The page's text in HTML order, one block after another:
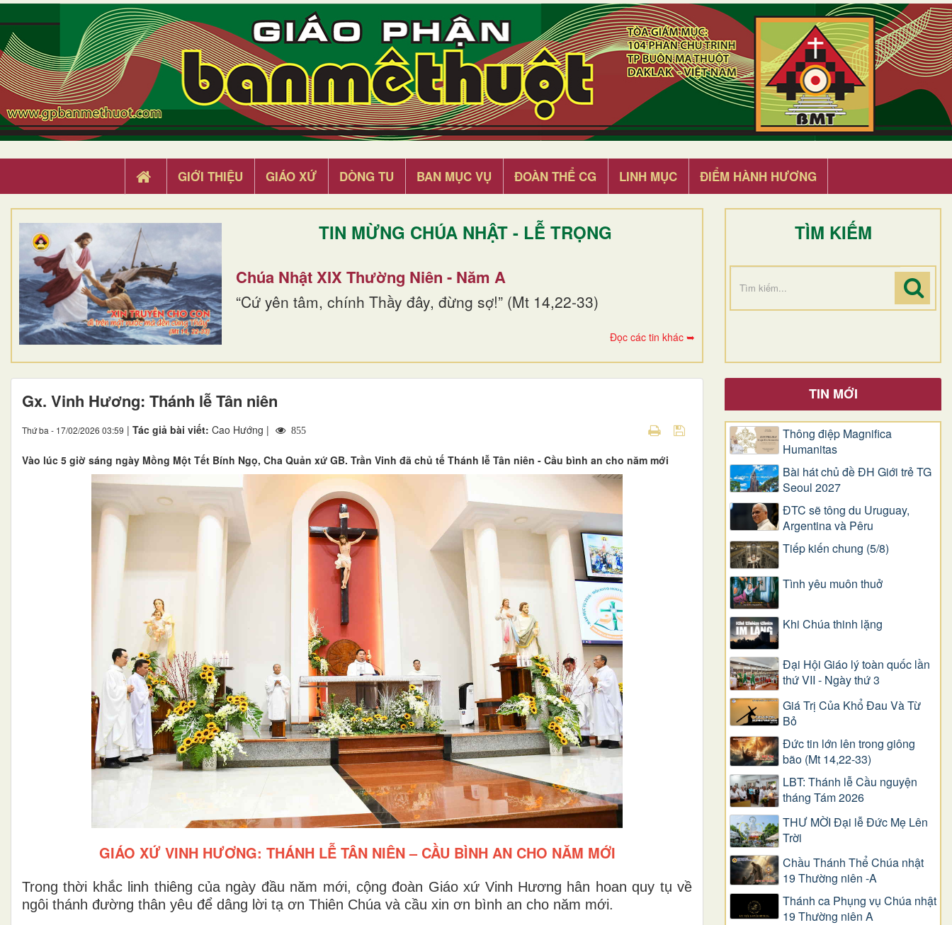
GIỚI THIỆU GIÁO XỨ DÒNG TU BAN MỤC VỤ ĐOÀN THỂ CG LINH MỤC ĐIỂM HÀNH HƯƠNG
TIN MỪNG CHÚA NHẬT - LỄ TRỌNG
Chúa Nhật XIX Thường Niên - Năm A
“Cứ yên tâm, chính Thầy đây, đừng sợ!” (Mt 14,22-33)
Đọc các tin khác ➥
TÌM KIẾM
Gx. Vinh Hương: Thánh lễ Tân niên
Thứ ba - 17/02/2026 03:59 | Tác giả bài viết: Cao Hướng | 855
Vào lúc 5 giờ sáng ngày Mồng Một Tết Bính Ngọ, Cha Quản xứ GB. Trần Vinh đã chủ tế Thánh lễ Tân niên - Cầu bình an cho năm mới
GIÁO XỨ VINH HƯƠNG: THÁNH LỄ TÂN NIÊN – CẦU BÌNH AN CHO NĂM MỚI
Trong thời khắc linh thiêng của ngày đầu năm mới, cộng đoàn Giáo xứ Vinh Hương hân hoan quy tụ về
ngôi thánh đường thân yêu để dâng lời tạ ơn Thiên Chúa và cầu xin ơn bình an cho năm mới.
TIN MỚI
Thông điệp Magnifica
Humanitas
Bài hát chủ đề ĐH Giới trẻ TG
Seoul 2027
ĐTC sẽ tông du Uruguay,
Argentina và Pêru
Tiếp kiến chung (5/8)
Tình yêu muôn thuở
Khi Chúa thinh lặng
Đại Hội Giáo lý toàn quốc lần
thứ VII - Ngày thứ 3
Giá Trị Của Khổ Ðau Và Từ
Bỏ
Đức tin lớn lên trong giông
bão (Mt 14,22-33)
LBT: Thánh lễ Cầu nguyện
tháng Tám 2026
THƯ MỜI Đại lễ Đức Mẹ Lên
Trời
Chầu Thánh Thể Chúa nhật
19 Thường niên -A
Thánh ca Phụng vụ Chúa nhật
19 Thường niên A